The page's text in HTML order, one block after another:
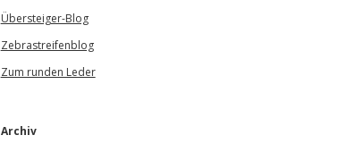
Übersteiger-Blog
Zebrastreifenblog
Zum runden Leder
Archiv